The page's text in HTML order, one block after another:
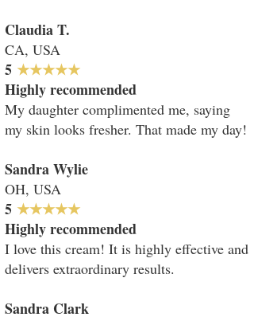
Claudia T.
CA, USA
5 ★★★★★
Highly recommended
My daughter complimented me, saying
my skin looks fresher. That made my day!
Sandra Wylie
OH, USA
​​5 ★★★★★
Highly recommended
I love this cream! It is highly effective and
delivers extraordinary results.
Sandra Clark